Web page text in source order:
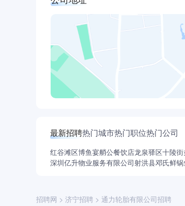
最新招聘热门城市热门职位热门公司
红谷滩区博鱼宴艄公餐饮店龙泉驿区十陵
深圳亿升物业服务有限公司射洪县邓氏鲜
招聘网 > 济宁招聘 > 通力轮胎有限公司招聘